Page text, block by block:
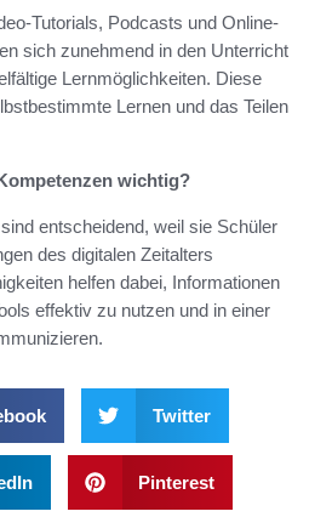
Tutorials, Podcasts und Online-
sich zunehmend in den Unterricht
Lernmöglichkeiten. Diese
Lernen und das Teilen
wichtig?
entscheidend, weil sie Schüler
des digitalen Zeitalters
helfen dabei, Informationen
effektiv zu nutzen und in einer
Twitter
Pinterest